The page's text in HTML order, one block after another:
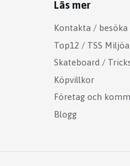
Läs mer
Kontakta /
Top12 / TSS
Skateboard /
Köpvillkor
Företag och
Blogg